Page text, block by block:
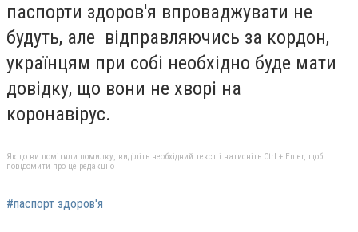
паспорти здоров'я впроваджувати не
будуть, але відправляючись за кордон,
українцям при собі необхідно буде мати
довідку, що вони не хворі на
коронавірус.
Якщо ви помітили помилку, виділіть необхідний текст і натисніть Ctrl + Enter, щоб
повідомити про це редакцію
#паспорт здоров'я